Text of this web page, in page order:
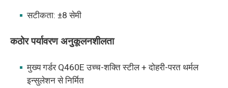
सटीकता: ±8 सेमी
कठोर पर्यावरण अनुकूलनशीलता
मुख्य गर्डर Q460E उच्च-शक्ति स्टील + दोहरी-परत थर्मल
इन्सुलेशन से निर्मित